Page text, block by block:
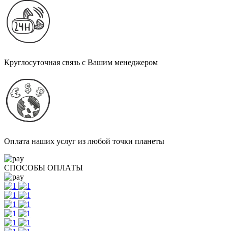
Круглосуточная связь с Вашим менеджером
Оплата наших услуг из любой точки планеты
СПОСОБЫ ОПЛАТЫ